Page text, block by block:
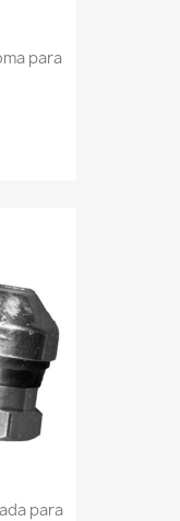
para
para